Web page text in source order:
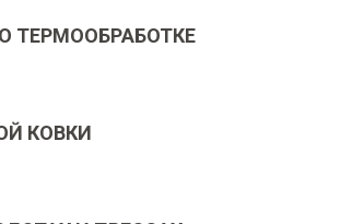
ТЕРМООБРАБОТКЕ
КОВКИ